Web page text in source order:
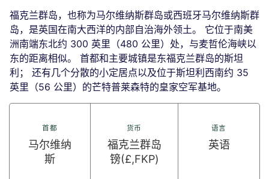
福克兰群岛，也称为马尔维纳斯群岛或西班牙马尔维纳斯群
岛，是英国在南大西洋的内部自治海外领土。 它位于南美
洲南端东北约 300 英里（480 公里）处，与麦哲伦海峡以
东的距离相似。 首都和主要城镇是东福克兰群岛的斯坦
利； 还有几个分散的小定居点以及位于斯坦利西南约 35
英里（56 公里）的芒特普莱森特的皇家空军基地。
首都
马尔维纳
斯
货币
福克兰群岛
镑(£,FKP)
语言
英语